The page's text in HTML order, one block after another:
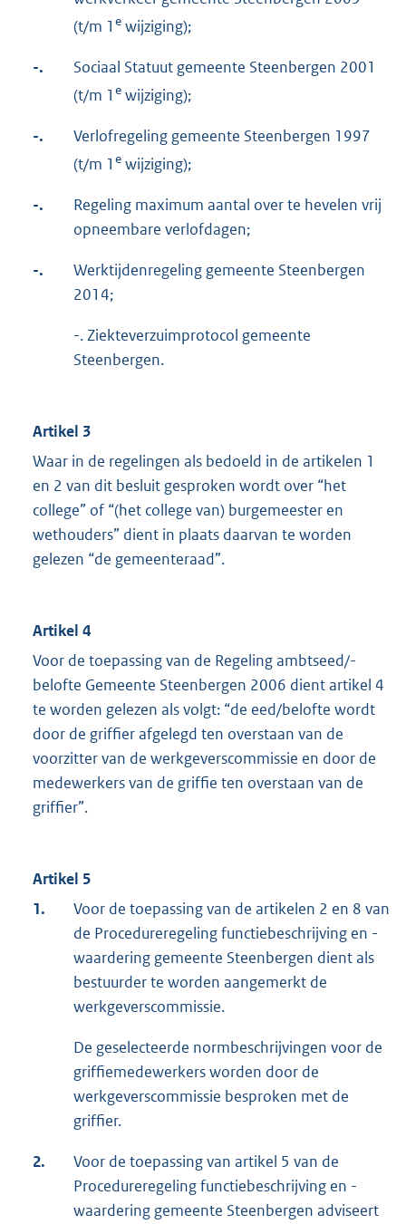
(t/m 1 e wijziging);
-.
Sociaal Statuut gemeente Steenbergen 2001
(t/m 1 e wijziging);
-.
Verlofregeling gemeente Steenbergen 1997
(t/m 1 e wijziging);
-.
Regeling maximum aantal over te hevelen vrij
opneembare verlofdagen;
-.
Werktijdenregeling gemeente Steenbergen
2014;
-. Ziekteverzuimprotocol gemeente
Steenbergen.
Artikel 3
Waar in de regelingen als bedoeld in de artikelen 1
en 2 van dit besluit gesproken wordt over “het
college” of “(het college van) burgemeester en
wethouders” dient in plaats daarvan te worden
gelezen “de gemeenteraad”.
Artikel 4
Voor de toepassing van de Regeling ambtseed/-
belofte Gemeente Steenbergen 2006 dient artikel 4
te worden gelezen als volgt: “de eed/belofte wordt
door de griffier afgelegd ten overstaan van de
voorzitter van de werkgeverscommissie en door de
medewerkers van de griffie ten overstaan van de
griffier”.
Artikel 5
1.
Voor de toepassing van de artikelen 2 en 8 van
de Procedureregeling functiebeschrijving en -
waardering gemeente Steenbergen dient als
bestuurder te worden aangemerkt de
werkgeverscommissie.
De geselecteerde normbeschrijvingen voor de
griffiemedewerkers worden door de
werkgeverscommissie besproken met de
griffier.
2.
Voor de toepassing van artikel 5 van de
Procedureregeling functiebeschrijving en -
waardering gemeente Steenbergen adviseert